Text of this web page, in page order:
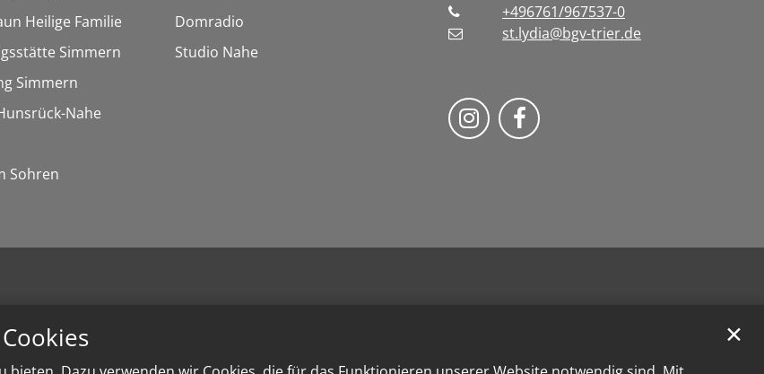
✕
Heilige Familie
Simmern
Simmern
Nahe
Sohren
Domradio
Studio Nahe
+496761/967537-0
st.lydia@bgv-trier.de
Wir auf Instragram
Wir auf Facebook